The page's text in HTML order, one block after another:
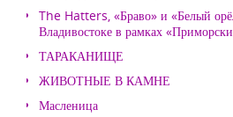
The Hatters, «Браво» и «Белый
Владивостоке в рамках
ТАРАКАНИЩЕ
ЖИВОТНЫЕ В КАМНЕ
Масленица